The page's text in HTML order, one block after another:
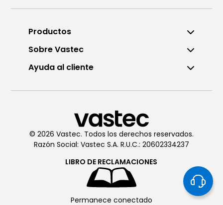
De Lunes a Viernes de 8:00am
a 6:00pm
Chatea conVastec
De Lunes a Viernes de 8:00am
a 6:00pm
Soporte técnico
Productos
Sobre Vastec
Ayuda al cliente
© 2026 Vastec. Todos los derechos reservados.
Razón Social: Vastec S.A. R.U.C.: 20602334237
LIBRO DE RECLAMACIONES
Permanece conectado